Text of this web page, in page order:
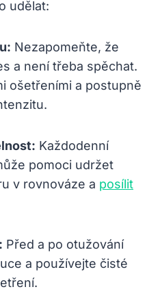
udělat:
Nezapomeňte, že
a není třeba spěchat.
ošetřeními a postupně
Každodenní
pomoci udržet
v rovnováze a posílit
Před a po otužování
a používejte čisté